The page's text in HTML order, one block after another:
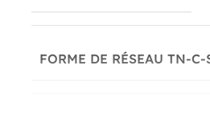
FORME DE RÉSEAU TN-C-